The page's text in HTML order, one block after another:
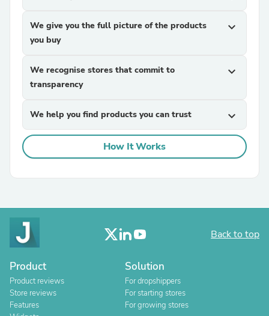
We give you the full picture of the products
you buy
expand_more
We recognise stores that commit to
transparency
expand_more
We help you find products you can trust expand_more
How It Works
Back to top
Product
Product reviews
Store reviews
Features
Solution
For dropshippers
For starting stores
For growing stores